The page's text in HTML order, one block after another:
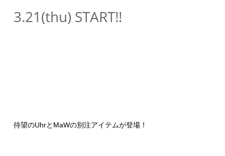
3.21(thu) START!!
待望のUhrとMaWの別注アイテムが登場！